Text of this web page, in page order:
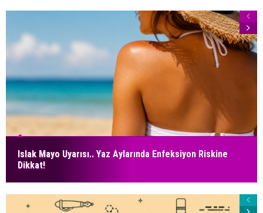
Islak Mayo Uyarısı.. Yaz Aylarında Enfeksiyon Riskine
Dikkat!